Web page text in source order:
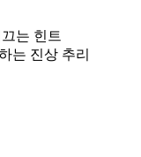
는 힌트
는 진상 추리